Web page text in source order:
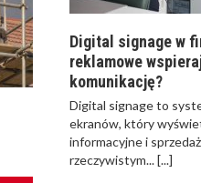
Digital signage w
reklamowe
komunikację?
​Digital signage to
ekranów, który
informacyjne i
rzeczywistym...[...]